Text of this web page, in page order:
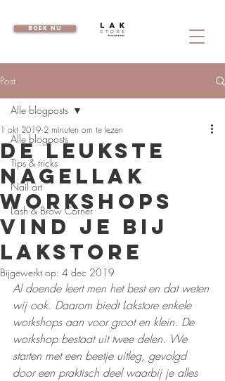
boek nu
Post
Alle blogposts
Tips & tricks
Nail art
Lash & Brow Corner
Alle blogposts
De leukste
nagellak
workshops
vind je bij
Lakstore
1 okt 2019 2 minuten om te lezen
Bijgewerkt op: 4 dec 2019
Al doende leert men het best en dat weten
wij ook. Daarom biedt Lakstore enkele
workshops aan voor groot en klein. De
workshop bestaat uit twee delen. We
starten met een beetje uitleg, gevolgd
door een praktisch deel waarbij je alles